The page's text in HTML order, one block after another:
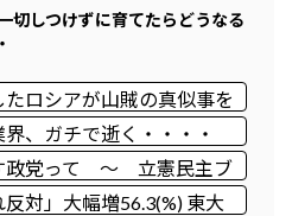
切しつけずに育てたらどうなる
ロシアが山賊の真似事を
じゃなくて自動車とかって
ィありすぎる……
界、ガチで逝く・・・・
政党って 〜 立憲民主ブ
、メルチュ折田社長に人殺
反対」大幅増56.3(%) 東大